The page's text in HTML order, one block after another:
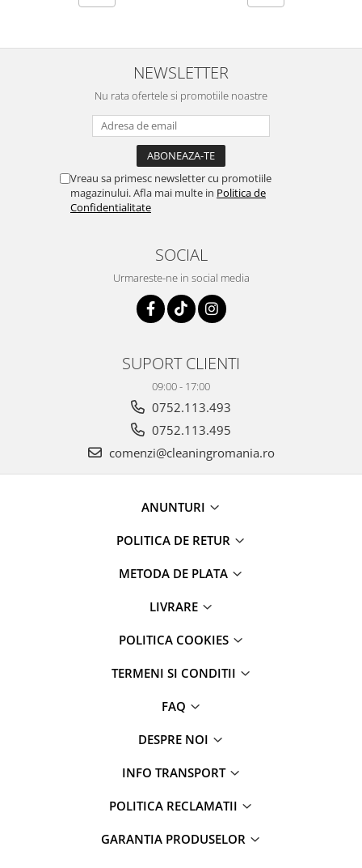
NEWSLETTER
Nu rata ofertele si promotiile noastre
Vreau sa primesc newsletter cu promotiile
magazinului. Afla mai multe in Politica de
Confidentialitate
SOCIAL
Urmareste-ne in social media
SUPORT CLIENTI
09:00 - 17:00
0752.113.493
0752.113.495
comenzi@cleaningromania.ro
ANUNTURI
POLITICA DE RETUR
METODA DE PLATA
LIVRARE
POLITICA COOKIES
TERMENI SI CONDITII
FAQ
DESPRE NOI
INFO TRANSPORT
POLITICA RECLAMATII
GARANTIA PRODUSELOR